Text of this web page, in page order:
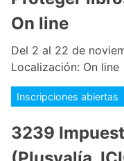
On line
Del 2 al 22 de
Localización: On line
Inscripciones abiertas
3239